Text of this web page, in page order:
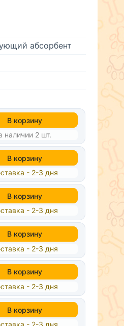
абсорбент
В корзину
наличии 2 шт.
В корзину
- 2-3 дня
В корзину
- 2-3 дня
В корзину
- 2-3 дня
В корзину
- 2-3 дня
В корзину
- 2-3 дня